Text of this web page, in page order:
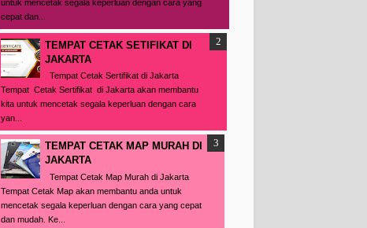
untuk mencetak segala keperluan dengan cara yang
cepat dan...
TEMPAT CETAK SETIFIKAT DI
JAKARTA
Tempat Cetak Sertifikat di Jakarta
Tempat Cetak Sertifikat di Jakarta akan membantu
kita untuk mencetak segala keperluan dengan cara
yan...
TEMPAT CETAK MAP MURAH DI
JAKARTA
Tempat Cetak Map Murah di Jakarta
Tempat Cetak Map akan membantu anda untuk
mencetak segala keperluan dengan cara yang cepat
dan mudah. Ke...